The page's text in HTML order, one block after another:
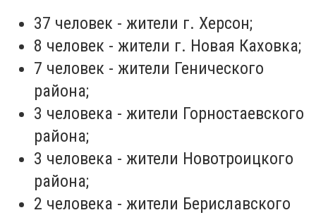
37 человек - жители г. Херсон;
8 человек - жители г. Новая Каховка;
7 человек - жители Генического
района;
3 человека - жители Горностаевского
района;
3 человека - жители Новотроицкого
района;
2 человека - жители Бериславского